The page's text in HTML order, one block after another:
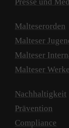
Malteserorden
Malteser
Malteser
Malteser Werke
Nachhaltigkeit
Prävention
Compliance